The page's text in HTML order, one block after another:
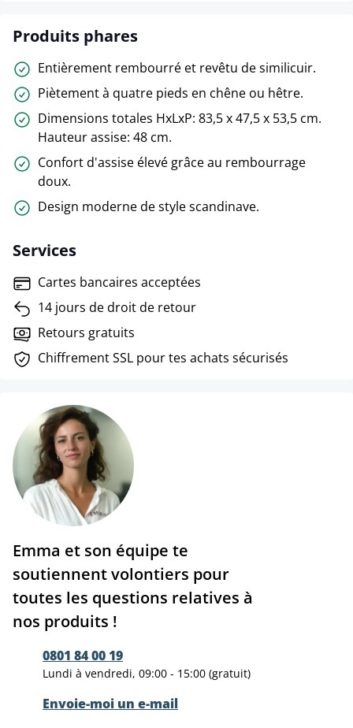
Produits phares
Entièrement rembourré et revêtu de similicuir.
Piètement à quatre pieds en chêne ou hêtre.
Dimensions totales HxLxP: 83,5 x 47,5 x 53,5 cm.
Hauteur assise: 48 cm.
Confort d'assise élevé grâce au rembourrage
doux.
Design moderne de style scandinave.
Services
Cartes bancaires acceptées
14 jours de droit de retour
Retours gratuits
Chiffrement SSL pour tes achats sécurisés
Emma et son équipe te
soutiennent volontiers pour
toutes les questions relatives à
nos produits !
0801 84 00 19
Lundi à vendredi, 09:00 - 15:00 (gratuit)
Envoie-moi un e-mail